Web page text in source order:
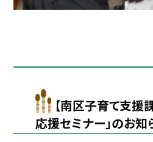
【南区子育て支援
応援セミナー」のお知